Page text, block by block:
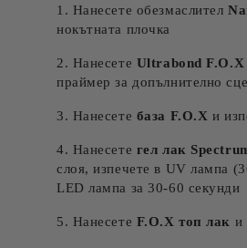
Нанесете обезмаслител
нокътната плочка
Нанесете Ultrabond F.O.X
праймер за допълнително
Нанесете база F.O.X и
Нанесете гел лак
слоя, изпечете в UV лампа
LED лампа за 30-60 секунди
Нанесете F.O.X топ лак и